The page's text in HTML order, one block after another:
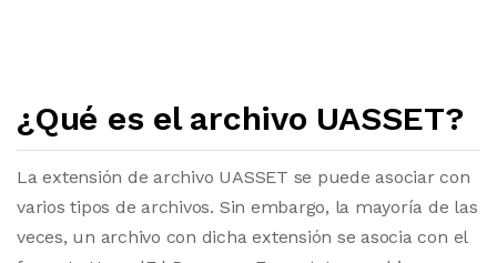
¿Qué es el archivo UASSET?
La extensión de archivo UASSET se puede asociar con
varios tipos de archivos. Sin embargo, la mayoría de las
veces, un archivo con dicha extensión se asocia con el